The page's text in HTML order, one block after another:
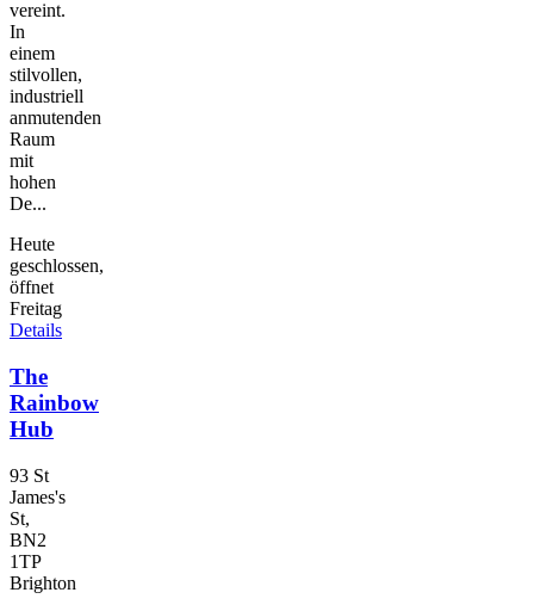
vereint.
In
einem
stilvollen,
industriell
anmutenden
Raum
mit
hohen
De...
Heute
geschlossen,
öffnet
Freitag
Details
The
Rainbow
Hub
93 St
James's
St,
BN2
1TP
Brighton